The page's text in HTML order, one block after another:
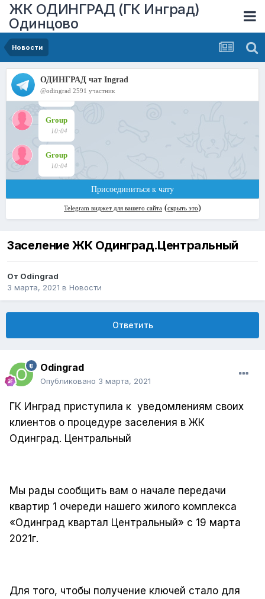
ЖК ОДИНГРАД (ГК Инград)
Одинцово
Новости
Заселение ЖК Одинград.Центральный
От Odingrad
3 марта, 2021 в Новости
Ответить
Odingrad
Опубликовано 3 марта, 2021
ГК Инград приступила к уведомлениям своих
клиентов о процедуре заселения в ЖК
Одинград. Центральный
Мы рады сообщить вам о начале передачи
квартир 1 очереди нашего жилого комплекса
«Одинград квартал Центральный» с 19 марта
2021г.
Для того, чтобы получение ключей стало для